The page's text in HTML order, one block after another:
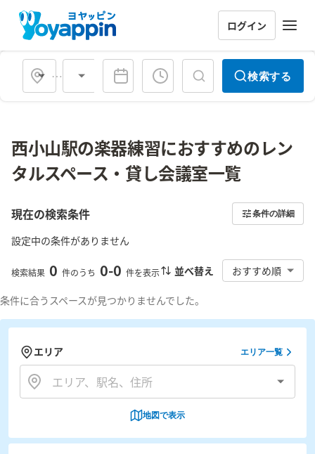
ログイン
会場タイプ 検索する
西小山駅の楽器練習におすすめのレン
タルスペース・貸し会議室一覧
現在の検索条件 条件の詳細
設定中の条件がありません
検索結果 0 件のうち 0-0 件を表示 並べ替え おすすめ順
条件に合うスペースが見つかりませんでした。
エリア エリア一覧
地図で表示